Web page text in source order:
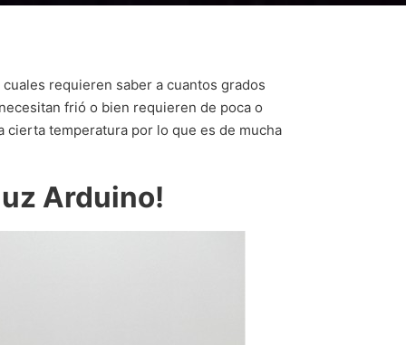
requieren saber a cuantos grados
frió o bien requieren de poca o
cierta temperatura por lo que es de mucha
Arduino!